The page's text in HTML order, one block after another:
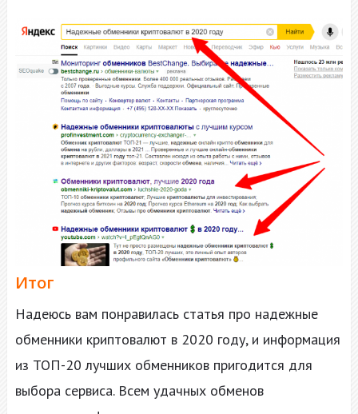
Итог
Надеюсь вам понравилась статья про надежные
обменники криптовалют в 2020 году, и информация
из ТОП-20 лучших обменников пригодится для
выбора сервиса. Всем удачных обменов